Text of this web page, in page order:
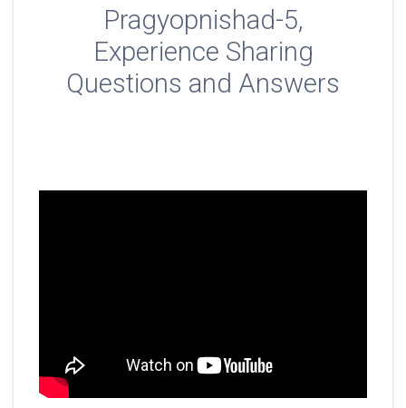
Pragyopnishad-5,
Experience Sharing
Questions and Answers